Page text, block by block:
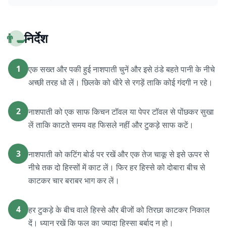
👨‍🍳निर्देश
1
एक सख्त और पकी हुई नाशपाती चुनें और इसे ठंडे बहते पानी के नीचे
अच्छी तरह धो लें। छिलके को धीरे से रगड़ें ताकि कोई गंदगी न रहे।
2
नाशपाती को एक साफ किचन टॉवल या पेपर टॉवल से पोंछकर सुखा
लें ताकि काटते समय वह फिसले नहीं और टुकड़े साफ कटें।
3
नाशपाती को कटिंग बोर्ड पर रखें और एक तेज चाकू से इसे ऊपर से
नीचे तक दो हिस्सों में काट लें। फिर हर हिस्से को दोबारा बीच से
काटकर चार बराबर भाग कर लें।
4
हर टुकड़े के बीच वाले हिस्से और बीजों को तिरछा काटकर निकाल
दें। ध्यान रखें कि फल का ज्यादा हिस्सा बर्बाद न हो।